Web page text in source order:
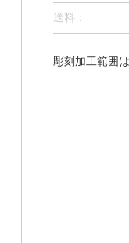
送料：
彫刻加工範囲